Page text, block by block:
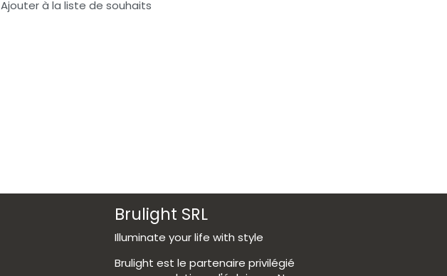
Ajouter à la liste de souhaits
Brulight SRL
Illuminate your life with style
Brulight est le partenaire privilégié